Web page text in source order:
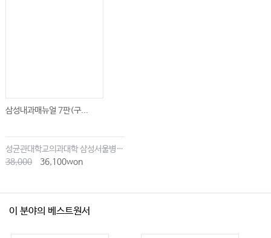
삼성내과매뉴얼 7판(구...
성균관대학교의과대학 삼성서울병원내과
38,000
36,100won
이 분야의 베스트원서